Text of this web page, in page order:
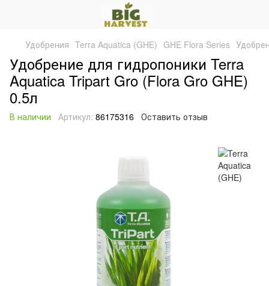
Удобрения Terra Aquatica (GHE) GHE Flora Series
Удобрение для гидропоники Terra
Aquatica Tripart Gro (Flora Gro GHE)
0.5л
В наличии Артикул: 86175316 Оставить отзыв